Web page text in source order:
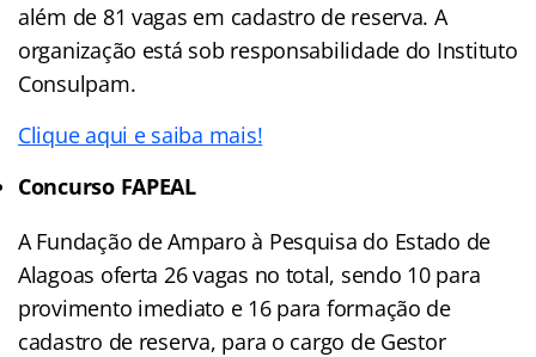
além de 81 vagas em cadastro de reserva. A
organização está sob responsabilidade do Instituto
Consulpam.
Clique aqui e saiba mais!
Concurso FAPEAL
A Fundação de Amparo à Pesquisa do Estado de
Alagoas oferta 26 vagas no total, sendo 10 para
provimento imediato e 16 para formação de
cadastro de reserva, para o cargo de Gestor